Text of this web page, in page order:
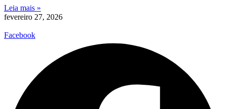
Leia mais »
fevereiro 27, 2026
Facebook